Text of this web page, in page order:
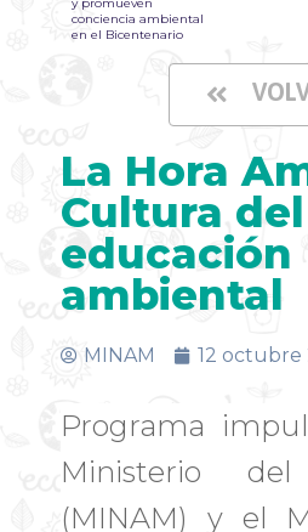
conciencia ambiental
en el Bicentenario
La Hora
Cultura
educación
ambiental
MINAM 12 octubre
Programa
Ministerio
(MINAM) y el